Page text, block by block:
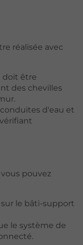
réalisée avec
doit être
des chevilles
d'eau et
pouvez
le bâti-support
le système de